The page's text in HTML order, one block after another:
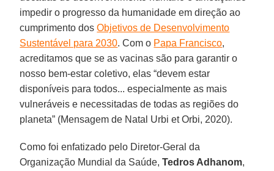
impedir o progresso da humanidade em direção ao
cumprimento dosObjetivos de Desenvolvimento
Sustentável para 2030. Com o Papa Francisco,
acreditamos que se as vacinas são para garantir o
nosso bem-estar coletivo, elas “devem estar
disponíveis para todos... especialmente as mais
vulneráveis e necessitadas de todas as regiões do
planeta” (Mensagem de Natal Urbi et Orbi, 2020).
Como foi enfatizado pelo Diretor-Geral da
Organização Mundial da Saúde,Tedros Adhanom,